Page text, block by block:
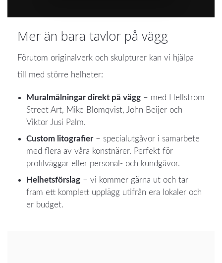
Mer än bara tavlor på vägg
Förutom originalverk och skulpturer kan vi hjälpa
till med större helheter:
Muralmålningar direkt på vägg – med Hellstrom
Street Art, Mike Blomqvist, John Beijer och
Viktor Jusi Palm.
Custom litografier– specialutgåvor i samarbete
med flera av våra konstnärer. Perfekt för
profilväggar eller personal- och kundgåvor.
Helhetsförslag – vi kommer gärna ut och tar
fram ett komplett upplägg utifrån era lokaler och
er budget.